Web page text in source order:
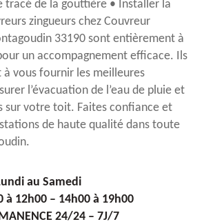
tracé de la gouttière • Installer la
zingueurs chez Couvreur
33190 sont entièrement à
un accompagnement efficace. Ils
vous fournir les meilleures
l’évacuation de l’eau de pluie et
sur votre toit. Faites confiance et
de haute qualité dans toute
au Samedi
à 12h00 – 14h00 à 19h00
24/24 – 7J/7